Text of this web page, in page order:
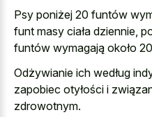
Psy poniżej 20 funtów
funt masy ciała dziennie,
funtów wymagają około
Odżywianie ich według
zapobiec otyłości i
zdrowotnym.